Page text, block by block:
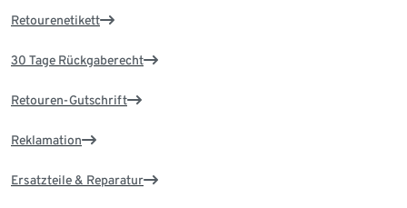
Retourenetikett
30 Tage Rückgaberecht
Retouren-Gutschrift
Reklamation
Ersatzteile & Reparatur